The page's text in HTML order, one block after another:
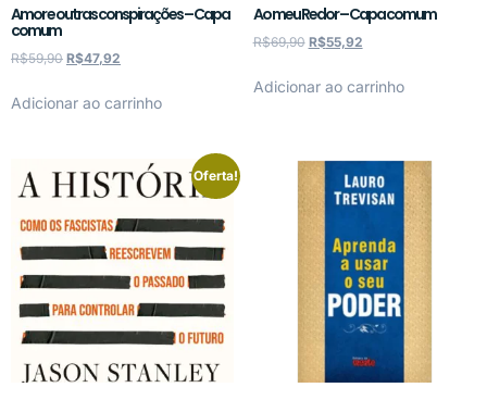
Amor e outras conspirações – Capa
comum
R$59,90 R$47,92
Adicionar ao carrinho
Ao meu Redor – Capa comum
R$69,90 R$55,92
Adicionar ao carrinho
Oferta!